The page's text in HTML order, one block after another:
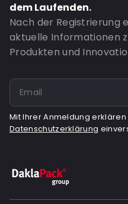
dem Laufenden.
Nach der Registrierung
aktuelle Informationen
Produkten und
Mit Ihrer Anmeldung
Datenschutzerklärung